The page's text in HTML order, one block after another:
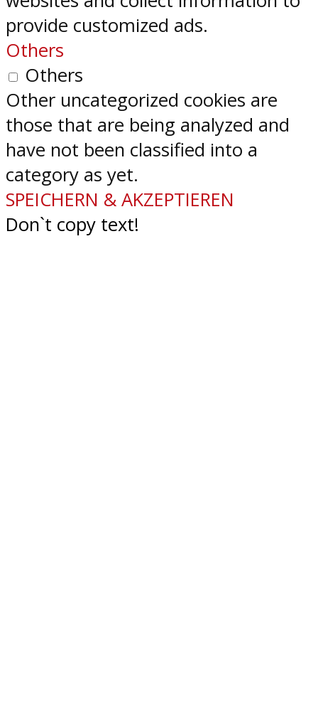
provide customized ads.
Others
Others
Other uncategorized cookies are
those that are being analyzed and
have not been classified into a
category as yet.
SPEICHERN & AKZEPTIEREN
Don`t copy text!